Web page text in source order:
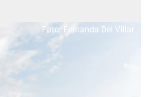
Foto: Fernanda Del Villar